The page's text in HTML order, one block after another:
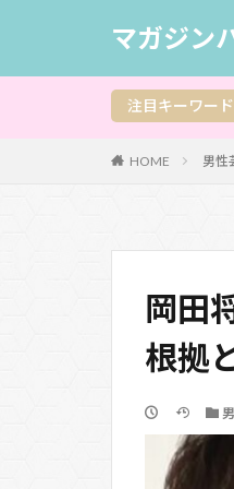
マガジン
注目キーワード
HOME 男性
岡田
根拠